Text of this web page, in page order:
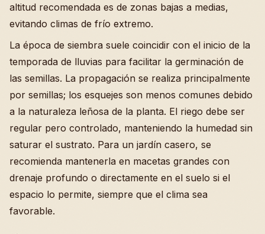
altitud recomendada es de zonas bajas a medias,
evitando climas de frío extremo.
La época de siembra suele coincidir con el inicio de la
temporada de lluvias para facilitar la germinación de
las semillas. La propagación se realiza principalmente
por semillas; los esquejes son menos comunes debido
a la naturaleza leñosa de la planta. El riego debe ser
regular pero controlado, manteniendo la humedad sin
saturar el sustrato. Para un jardín casero, se
recomienda mantenerla en macetas grandes con
drenaje profundo o directamente en el suelo si el
espacio lo permite, siempre que el clima sea
favorable.